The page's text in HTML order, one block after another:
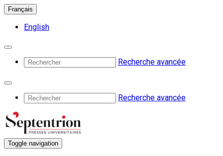
Français
English
Recherche avancée
Recherche avancée
Toggle navigation